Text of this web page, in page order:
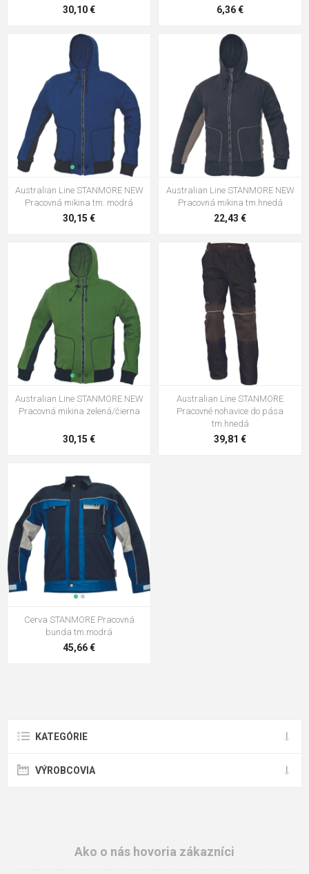
30,10 € 6,36 €
Australian Line STANMORE NEW
Pracovná mikina tm. modrá
30,15 €
Australian Line STANMORE NEW
Pracovná mikina tm.hnedá
22,43 €
Australian Line STANMORE NEW
Pracovná mikina zelená/čierna
30,15 €
Australian Line STANMORE
Pracovné nohavice do pása
tm.hnedá
39,81 €
Cerva STANMORE Pracovná
bunda tm.modrá
45,66 €
KATEGÓRIE
VÝROBCOVIA
Ako o nás hovoria zákazníci